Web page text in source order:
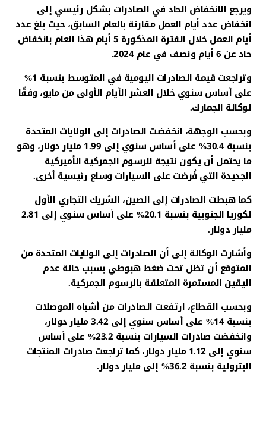
ويرجع الانخفاض الحاد في الصادرات بشكل رئيسي إلى
انخفاض عدد أيام العمل مقارنة بالعام السابق، حيث بلغ عدد
أيام العمل خلال الفترة المذكورة 5 أيام هذا العام بانخفاض
حاد عن 6 أيام ونصف في عام 2024.
وتراجعت قيمة الصادرات اليومية في المتوسط بنسبة 1%
على أساس سنوي خلال العشر الأيام الأولى من مايو، وفقًا
لوكالة الجمارك.
وبحسب الوجهة، انخفضت الصادرات إلى الولايات المتحدة
بنسبة 30.4% على أساس سنوي إلى 1.99 مليار دولار، وهو
ما يحتمل أن يكون نتيجة للرسوم الجمركية الأميركية
الجديدة التي فُرضت على السيارات وسلع رئيسية أخرى.
كما هبطت الصادرات إلى الصين، الشريك التجاري الأول
لكوريا الجنوبية بنسبة 20.1% على أساس سنوي إلى 2.81
مليار دولار.
وأشارت الوكالة إلى أن الصادرات إلى الولايات المتحدة من
المتوقع أن تظل تحت ضغط هبوطي بسبب حالة عدم
اليقين المستمرة المتعلقة بالرسوم الجمركية.
وبحسب القطاع، ارتفعت الصادرات من أشباه الموصلات
بنسبة 14% على أساس سنوي إلى 3.42 مليار دولار،
وانخفضت صادرات السيارات بنسبة 23.2% على أساس
سنوي إلى 1.12 مليار دولار، كما تراجعت صادرات المنتجات
البترولية بنسبة 36.2% إلى مليار دولار.